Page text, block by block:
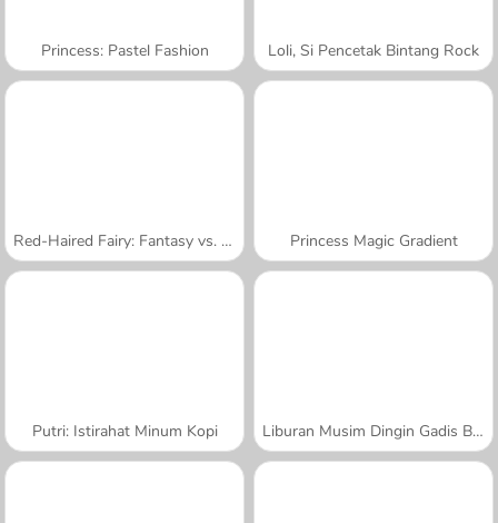
Princess: Pastel Fashion Loli, Si Pencetak Bintang Rock
Red-Haired Fairy: Fantasy vs. Reality Princess Magic Gradient
Putri: Istirahat Minum Kopi Liburan Musim Dingin Gadis Bersaudara